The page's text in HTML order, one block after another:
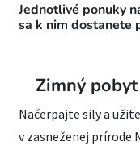
Jednotlivé ponuky
sa k nim dostanete
Zimný
Načerpajte sily a
v zasneženej prírode